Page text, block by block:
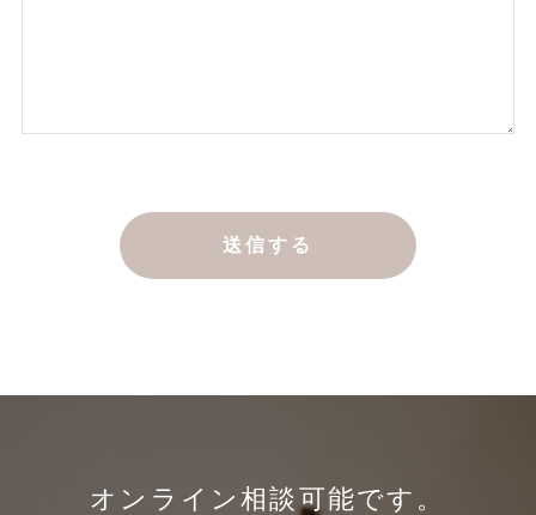
オンライン相談可能です。